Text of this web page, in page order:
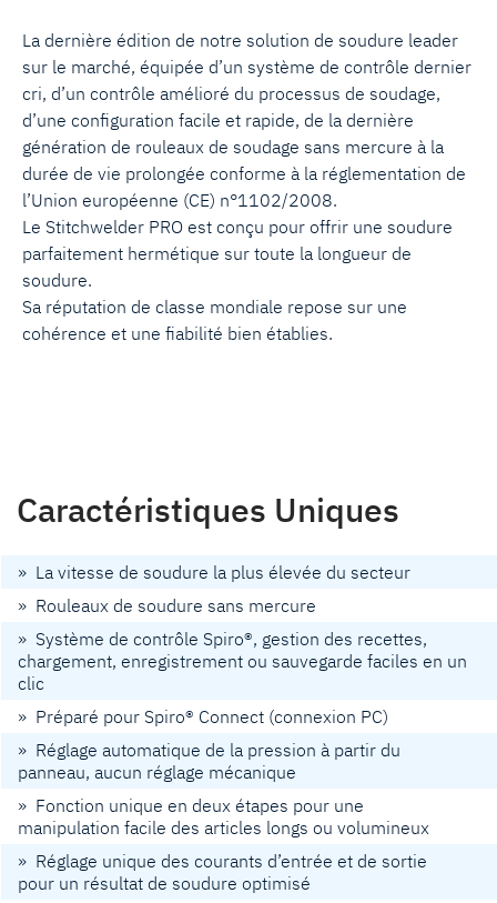
La dernière édition de notre solution de soudure leader
sur le marché, équipée d’un système de contrôle dernier
cri, d’un contrôle amélioré du processus de soudage,
d’une configuration facile et rapide, de la dernière
génération de rouleaux de soudage sans mercure à la
durée de vie prolongée conforme à la réglementation de
l’Union européenne (CE) n°1102/2008.
Le Stitchwelder PRO est conçu pour offrir une soudure
parfaitement hermétique sur toute la longueur de
soudure.
Sa réputation de classe mondiale repose sur une
cohérence et une fiabilité bien établies.
Caractéristiques Uniques
» La vitesse de soudure la plus élevée du secteur
» Rouleaux de soudure sans mercure
» Système de contrôle Spiro®, gestion des recettes,
chargement, enregistrement ou sauvegarde faciles en un
clic
» Préparé pour Spiro® Connect (connexion PC)
» Réglage automatique de la pression à partir du
panneau, aucun réglage mécanique
» Fonction unique en deux étapes pour une
manipulation facile des articles longs ou volumineux
» Réglage unique des courants d’entrée et de sortie
pour un résultat de soudure optimisé